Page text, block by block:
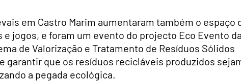
em Castro Marim aumentaram também o espaço
jogos, e foram um evento do projecto Eco Evento
de Valorização e Tratamento de Resíduos Sólidos
garantir que os resíduos recicláveis produzidos
a pegada ecológica.